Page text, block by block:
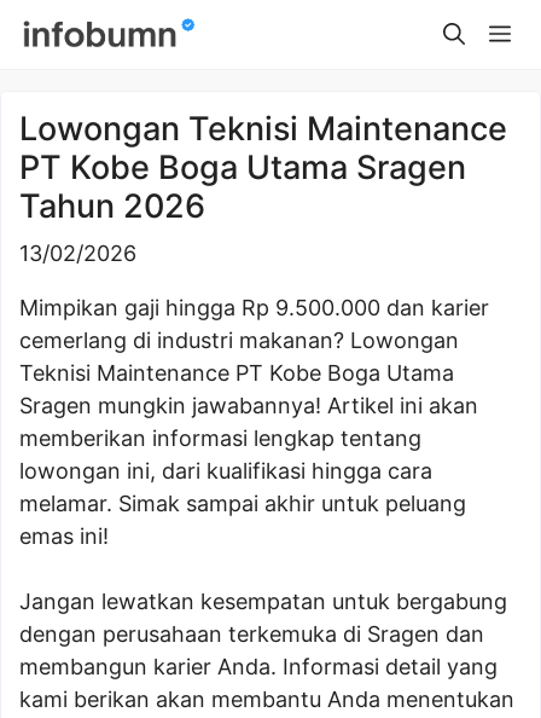
Skip
Lowongan Teknisi Maintenance
PT Kobe Boga Utama Sragen
Tahun 2026
13/02/2026
Mimpikan gaji hingga Rp 9.500.000 dan karier
cemerlang di industri makanan? Lowongan
Teknisi Maintenance PT Kobe Boga Utama
Sragen mungkin jawabannya! Artikel ini akan
memberikan informasi lengkap tentang
lowongan ini, dari kualifikasi hingga cara
melamar. Simak sampai akhir untuk peluang
emas ini!
Jangan lewatkan kesempatan untuk bergabung
dengan perusahaan terkemuka di Sragen dan
membangun karier Anda. Informasi detail yang
kami berikan akan membantu Anda menentukan